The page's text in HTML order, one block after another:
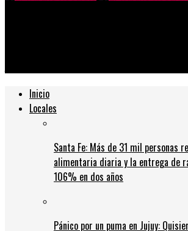
Inicio
Locales
Santa Fe: Más de 31 mil personas
alimentaria diaria y la entrega de
106% en dos años
Pánico por un puma en Jujuy: